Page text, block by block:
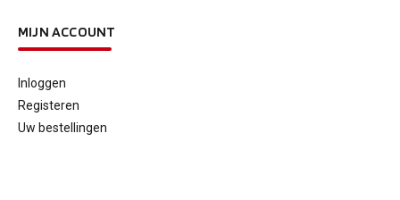
MIJN ACCOUNT
Inloggen
Registeren
Uw bestellingen